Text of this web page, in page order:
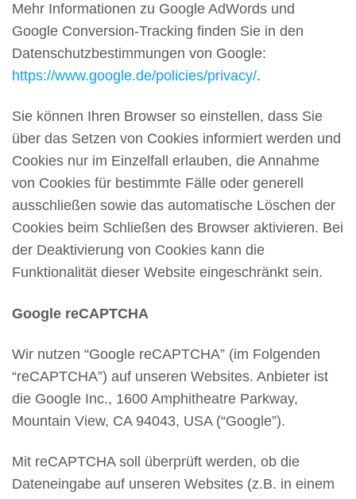
Mehr Informationen zu Google AdWords und
Google Conversion-Tracking finden Sie in den
Datenschutzbestimmungen von Google:
https://www.google.de/policies/privacy/.
Sie können Ihren Browser so einstellen, dass Sie
über das Setzen von Cookies informiert werden und
Cookies nur im Einzelfall erlauben, die Annahme
von Cookies für bestimmte Fälle oder generell
ausschließen sowie das automatische Löschen der
Cookies beim Schließen des Browser aktivieren. Bei
der Deaktivierung von Cookies kann die
Funktionalität dieser Website eingeschränkt sein.
Google reCAPTCHA
Wir nutzen “Google reCAPTCHA” (im Folgenden
“reCAPTCHA”) auf unseren Websites. Anbieter ist
die Google Inc., 1600 Amphitheatre Parkway,
Mountain View, CA 94043, USA (“Google”).
Mit reCAPTCHA soll überprüft werden, ob die
Dateneingabe auf unseren Websites (z.B. in einem